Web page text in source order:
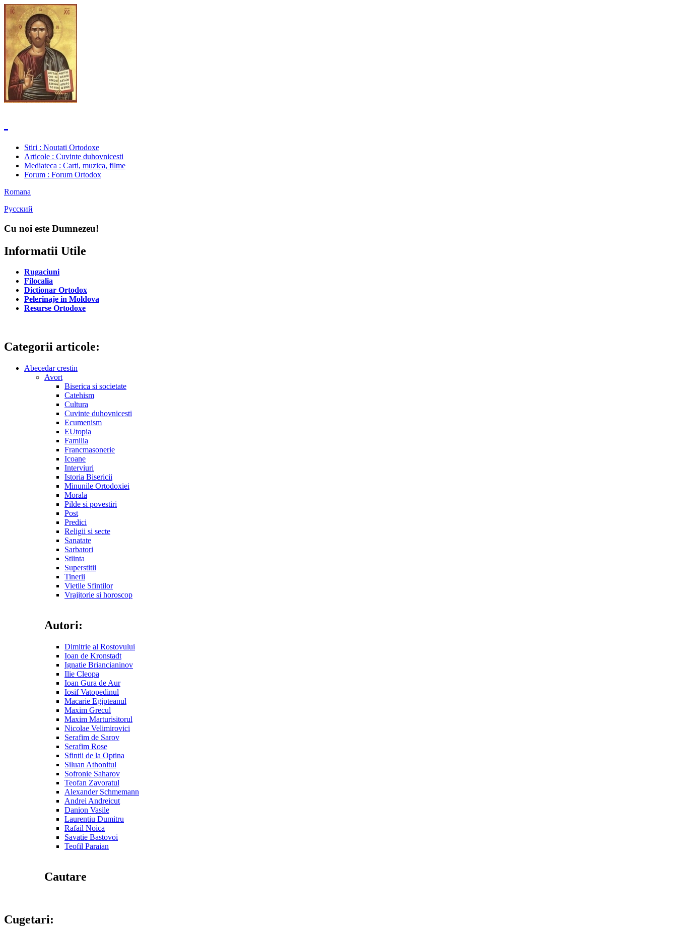
Stiri : Noutati Ortodoxe
Articole : Cuvinte duhovnicesti
Mediateca : Carti, muzica, filme
Forum : Forum Ortodox
Romana
Русский
Cu noi este Dumnezeu!
Informatii Utile
Rugaciuni
Filocalia
Dictionar Ortodox
Pelerinaje in Moldova
Resurse Ortodoxe
Categorii articole:
Abecedar crestin
Avort
Biserica si societate
Catehism
Cultura
Cuvinte duhovnicesti
Ecumenism
EUtopia
Familia
Francmasonerie
Icoane
Interviuri
Istoria Bisericii
Minunile Ortodoxiei
Morala
Pilde si povestiri
Post
Predici
Religii si secte
Sanatate
Sarbatori
Stiinta
Superstitii
Tinerii
Vietile Sfintilor
Vrajitorie si horoscop
Autori:
Dimitrie al Rostovului
Ioan de Kronstadt
Ignatie Briancianinov
Ilie Cleopa
Ioan Gura de Aur
Iosif Vatopedinul
Macarie Egipteanul
Maxim Grecul
Maxim Marturisitorul
Nicolae Velimirovici
Serafim de Sarov
Serafim Rose
Sfintii de la Optina
Siluan Athonitul
Sofronie Saharov
Teofan Zavoratul
Alexander Schmemann
Andrei Andreicut
Danion Vasile
Laurentiu Dumitru
Rafail Noica
Savatie Bastovoi
Teofil Paraian
Cautare
Cugetari: